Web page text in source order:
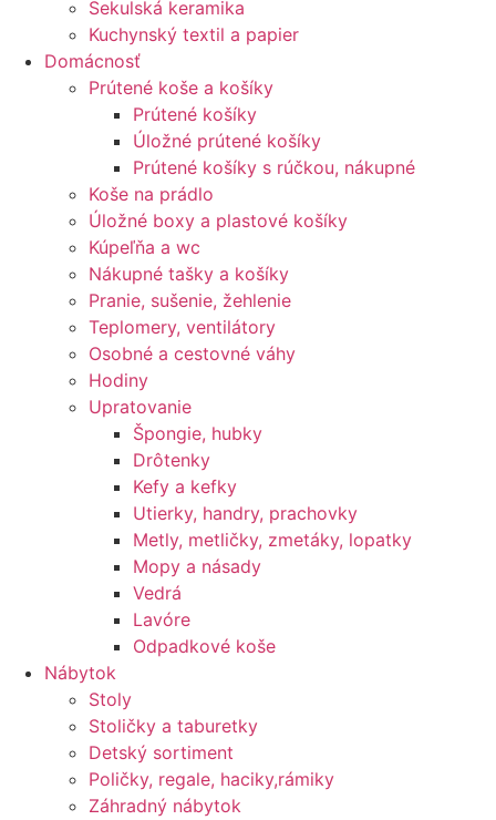
Sekulská keramika
Kuchynský textil a papier
Domácnosť
Prútené koše a košíky
Prútené košíky
Úložné prútené košíky
Prútené košíky s rúčkou, nákupné
Koše na prádlo
Úložné boxy a plastové košíky
Kúpeľňa a wc
Nákupné tašky a košíky
Pranie, sušenie, žehlenie
Teplomery, ventilátory
Osobné a cestovné váhy
Hodiny
Upratovanie
Špongie, hubky
Drôtenky
Kefy a kefky
Utierky, handry, prachovky
Metly, metličky, zmetáky, lopatky
Mopy a násady
Vedrá
Lavóre
Odpadkové koše
Nábytok
Stoly
Stoličky a taburetky
Detský sortiment
Poličky, regale, haciky,rámiky
Záhradný nábytok